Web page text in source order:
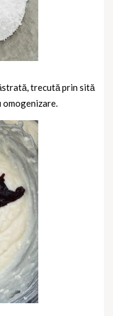
trecută prin sită
omogenizare.